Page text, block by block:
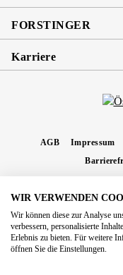
FORSTINGER
Karriere
AGB Impressum
Copyright
Königstetter
WIR VERWENDEN
Wir können diese zur Analyse
verbessern, personalisierte
Erlebnis zu bieten. Für weitere
öffnen Sie die Einstellungen.